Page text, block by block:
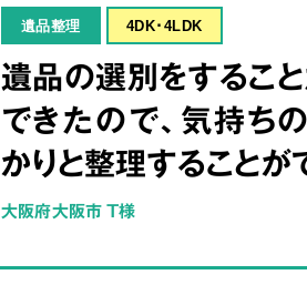
遺品整理 4DK･4LDK
遺品の選別をするこ
できたので、気持ち
かりと整理することが
大阪府大阪市 T様